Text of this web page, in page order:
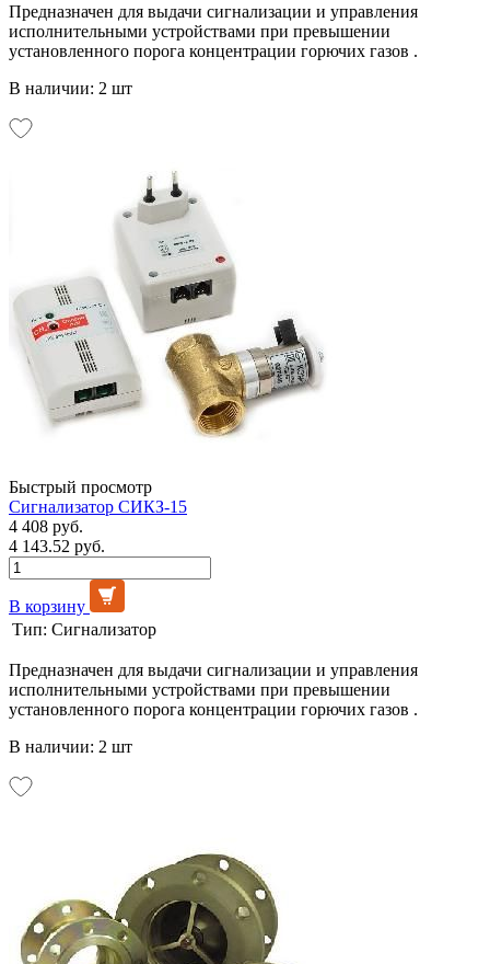
Предназначен для выдачи сигнализации и управления
исполнительными устройствами при превышении
установленного порога концентрации горючих газов .
В наличии: 2 шт
Быстрый просмотр
Сигнализатор СИКЗ-15
4 408 руб.
4 143.52 руб.
В корзину
Тип: Сигнализатор
Предназначен для выдачи сигнализации и управления
исполнительными устройствами при превышении
установленного порога концентрации горючих газов .
В наличии: 2 шт